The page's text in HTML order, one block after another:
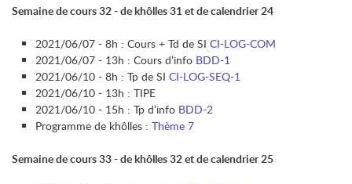
Semaine de cours 32 - de khôlles 31 et de calendrier 24
2021/06/07 - 8h : Cours + Td de SI CI-LOG-COM
2021/06/07 - 13h : Cours d’info BDD-1
2021/06/10 - 8h : Tp de SI CI-LOG-SEQ-1
2021/06/10 - 13h : TIPE
2021/06/10 - 15h : Tp d’info BDD-2
Programme de khôlles : Thème 7
Semaine de cours 33 - de khôlles 32 et de calendrier 25